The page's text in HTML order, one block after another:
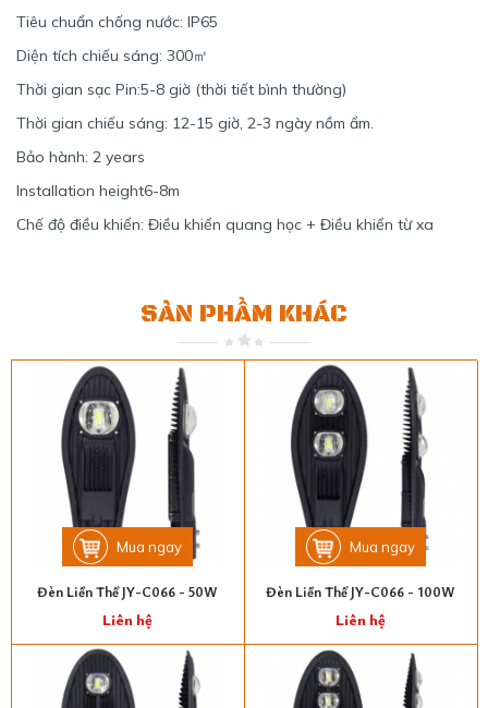
Tiêu chuẩn chống nước: IP65
Diện tích chiếu sáng: 300㎡
Thời gian sạc Pin:5-8 giờ (thời tiết bình thường)
Thời gian chiếu sáng: 12-15 giờ, 2-3 ngày nồm ẩm.
Bảo hành: 2 years
Installation height6-8m
Chế độ điều khiển: Điều khiển quang học + Điều khiển từ xa
SẢN PHẨM KHÁC
Mua ngay
Đèn Liền Thể JY-C066 - 50W
Liên hệ
Mua ngay
Đèn Liền Thể JY-C066 - 100W
Liên hệ